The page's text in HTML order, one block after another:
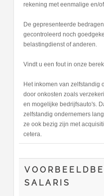
rekening met eenmalige en/
De gepresenteerde
gecontroleerd noch
belastingdienst of anderen.
Vindt u een fout in onze
Het inkomen van zelfstandig
door onkosten zoals
en mogelijke bedrijfsauto's.
zelfstandig ondernemers
ze ook bezig zijn met
cetera.
SALARIS